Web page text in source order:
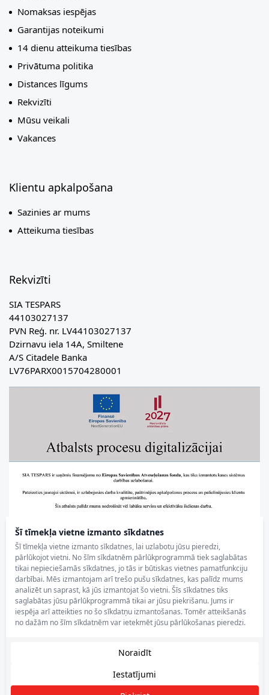
Šī tīmekļa vietne izmanto sīkdatnes
Šī tīmekļa vietne izmanto sīkdatnes, lai uzlabotu jūsu pieredzi,
pārlūkojot vietni. No šīm sīkdatnēm pārlūkprogrammā tiek saglabātas
tikai nepieciešamās sīkdatnes, jo tās ir būtiskas vietnes pamatfunkciju
darbībai. Mēs izmantojam arī trešo pušu sīkdatnes, kas palīdz mums
analizēt un saprast, kā jūs izmantojat šo vietni. Šīs sīkdatnes tiks
saglabātas jūsu pārlūkprogrammā tikai ar jūsu piekrišanu. Jums ir
iespēja arī atteikties no šo sīkdatņu izmantošanas. Tomēr atteikšanās
no dažām no šīm sīkdatnēm var ietekmēt jūsu pārlūkošanas pieredzi.
Iestatījumi
Noraidīt
Nomaksas iespējas
Garantijas noteikumi
14 dienu atteikuma tiesības
Privātuma politika
Distances līgums
Rekvizīti
Mūsu veikali
Vakances
Klientu apkalpošana
Sazinies ar mums
Atteikuma tiesības
Rekvizīti
SIA TESPARS
44103027137
PVN Reģ. nr. LV44103027137
Dzirnavu iela 14A, Smiltene
A/S Citadele Banka
LV76PARX0015704280001